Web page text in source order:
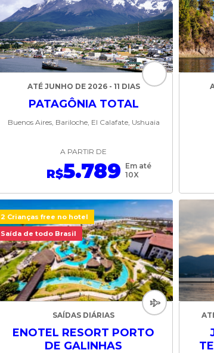
ATÉ JUNHO DE 2026 - 11 DIAS
PATAGÔNIA TOTAL
Buenos Aires, Bariloche, El Calafate, Ushuaia
A PARTIR DE
R$5.789 Em até
10X
2 Crianças free no hotel
Saída de todo Brasil
SAÍDAS DIÁRIAS
ENOTEL RESORT PORTO
DE GALINHAS